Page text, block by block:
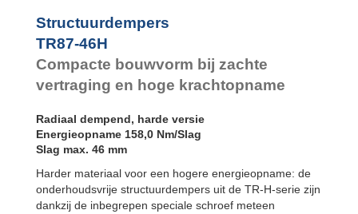
Structuurdempers
TR87-46H
Compacte bouwvorm bij zachte
vertraging en hoge krachtopname
Radiaal dempend, harde versie
Energieopname 158,0 Nm/Slag
Slag max. 46 mm
Harder materiaal voor een hogere energieopname: de
onderhoudsvrije structuurdempers uit de TR-H-serie zijn
dankzij de inbegrepen speciale schroef meteen